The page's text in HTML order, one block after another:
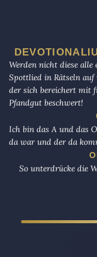
Werden nicht diese
Spottlied in Rätseln auf
der sich bereichert mit
Pfandgut beschwert!
Ich bin das A und das
da war und der da
So unterdrücke die